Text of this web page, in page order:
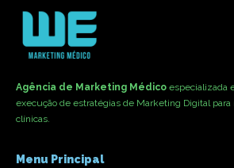
Agência de Marketing Médico especializada
execução de estratégias de Marketing Digital
clínicas.
Menu Principal